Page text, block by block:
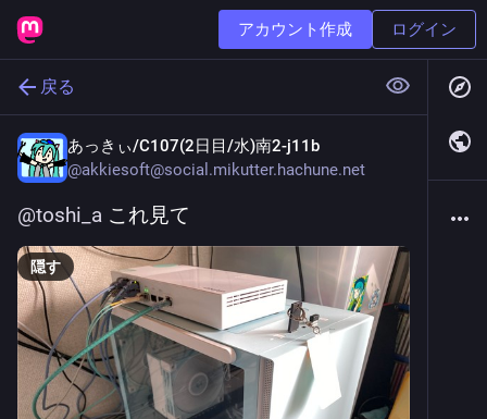
アカウント作成 ログイン
戻る
あっきぃ/C107(2日目/水)南2-j11b
@akkiesoft@social.mikutter.hachune.net
@toshi_a これ見て
隠す